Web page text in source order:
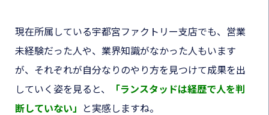
現在所属している宇都宮ファクトリー支店でも、営業
未経験だった人や、業界知識がなかった人もいます
が、それぞれが自分なりのやり方を見つけて成果を出
していく姿を見ると、
「ランスタッドは経歴で人を判
断していない」
と実感しますね。